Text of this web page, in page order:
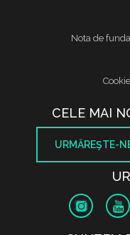
Nota de
CELE MAI
URMĂREŞTE-